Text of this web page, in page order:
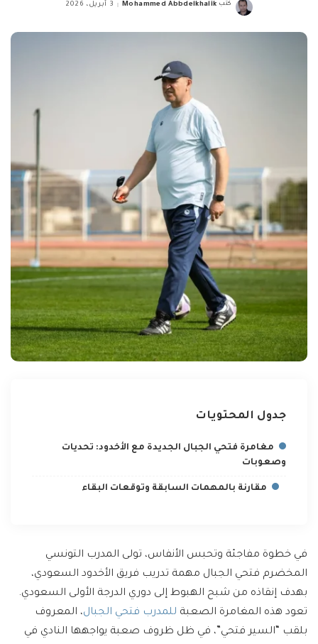
Posted
كتب Mohammed Abbdelkhalik 3 أبريل، 2026
جدول المحتويات
مغامرة فتحي الجبال الجديدة مع الأخدود: تحديات
وصعوبات
مقارنة بالمهمات السابقة وتوقعات البقاء
في خطوة مفاجئة وتحبس الأنفاس، تولى المدرب التونسي
المخضرم فتحي الجبال مهمة تدريب فريق الأخدود السعودي،
بهدف إنقاذه من شبح الهبوط إلى دوري الدرجة الأولى السعودي.
تعود هذه المغامرة الصعبة للمدرب فتحي الجبال، المعروف
بلقب “السير فتحي”، في ظل ظروف صعبة يواجهها النادي في